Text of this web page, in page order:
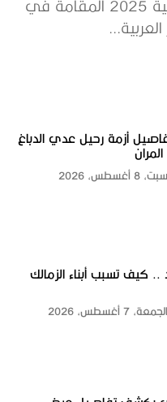
من بطولة كأس الأمم الأفريقية 2025 المقامة في
أزمة رحيل عدي الدباغ
8 أغسطس، 2026
.. كيف تسبب أبناء الزمالك
الجمعة، 7 أغسطس، 2026